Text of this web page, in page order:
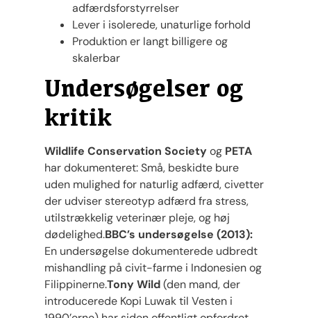
adfærdsforstyrrelser
Lever i isolerede, unaturlige forhold
Produktion er langt billigere og
skalerbar
Undersøgelser og
kritik
Wildlife Conservation Societyog PETA
har dokumenteret: Små, beskidte bure
uden mulighed for naturlig adfærd, civetter
der udviser stereotyp adfærd fra stress,
utilstrækkelig veterinær pleje, og høj
dødelighed.BBC’s undersøgelse (2013):
En undersøgelse dokumenterede udbredt
mishandling på civit-farme i Indonesien og
Filippinerne.Tony Wild(den mand, der
introducerede Kopi Luwak til Vesten i